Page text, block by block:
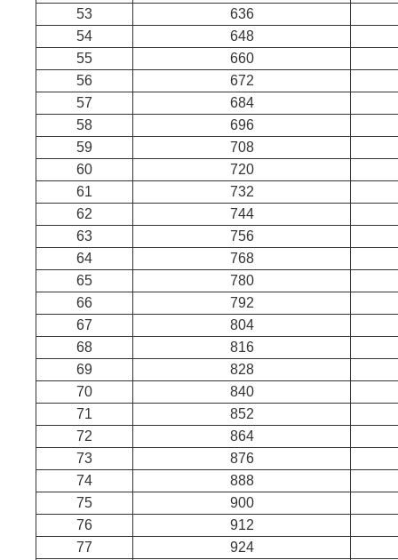
53
636
54
648
55
660
56
672
57
684
58
696
59
708
60
720
61
732
62
744
63
756
64
768
65
780
66
792
67
804
68
816
69
828
70
840
71
852
72
864
73
876
74
888
75
900
76
912
77
924